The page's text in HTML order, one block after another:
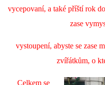
vycepovaní, a také příští rok
zase
vystoupení, abyste se zase
zvířátkům, o
Celkem se